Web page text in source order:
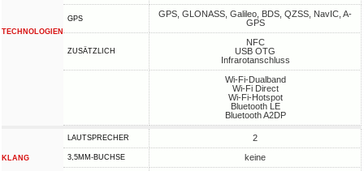
TECHNOLOGIEN
GPS
GPS, GLONASS, Galileo, BDS, QZSS, NavIC, A-
GPS
ZUSÄTZLICH
NFC
USB OTG
Infrarotanschluss
Wi-Fi-Dualband
Wi-Fi Direct
Wi-Fi-Hotspot
Bluetooth LE
Bluetooth A2DP
KLANG
LAUTSPRECHER 2
3,5MM-BUCHSE keine